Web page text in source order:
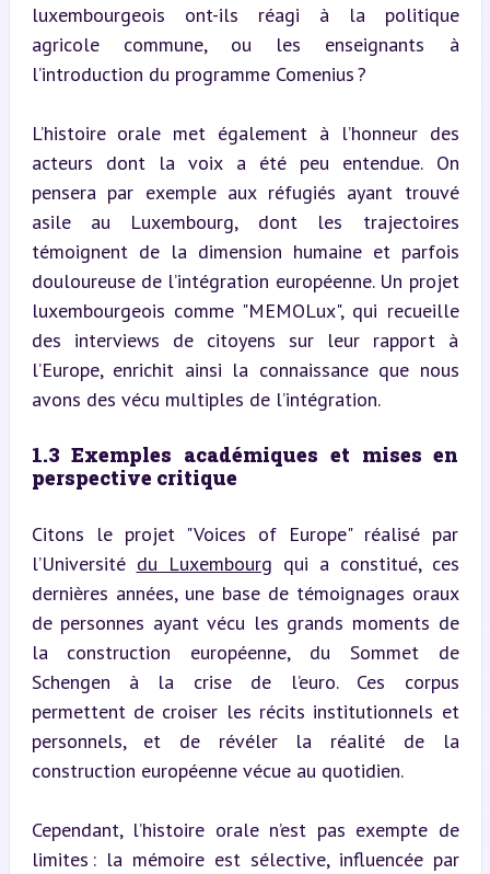
luxembourgeois ont-ils réagi à la politique
agricole commune, ou les enseignants à
l’introduction du programme Comenius ?
L’histoire orale met également à l’honneur des
acteurs dont la voix a été peu entendue. On
pensera par exemple aux réfugiés ayant trouvé
asile au Luxembourg, dont les trajectoires
témoignent de la dimension humaine et parfois
douloureuse de l’intégration européenne. Un projet
luxembourgeois comme "MEMOLux", qui recueille
des interviews de citoyens sur leur rapport à
l’Europe, enrichit ainsi la connaissance que nous
avons des vécu multiples de l’intégration.
1.3 Exemples académiques et mises en
perspective critique
Citons le projet "Voices of Europe" réalisé par
l’Université du Luxembourg qui a constitué, ces
dernières années, une base de témoignages oraux
de personnes ayant vécu les grands moments de
la construction européenne, du Sommet de
Schengen à la crise de l’euro. Ces corpus
permettent de croiser les récits institutionnels et
personnels, et de révéler la réalité de la
construction européenne vécue au quotidien.
Cependant, l’histoire orale n’est pas exempte de
limites : la mémoire est sélective, influencée par